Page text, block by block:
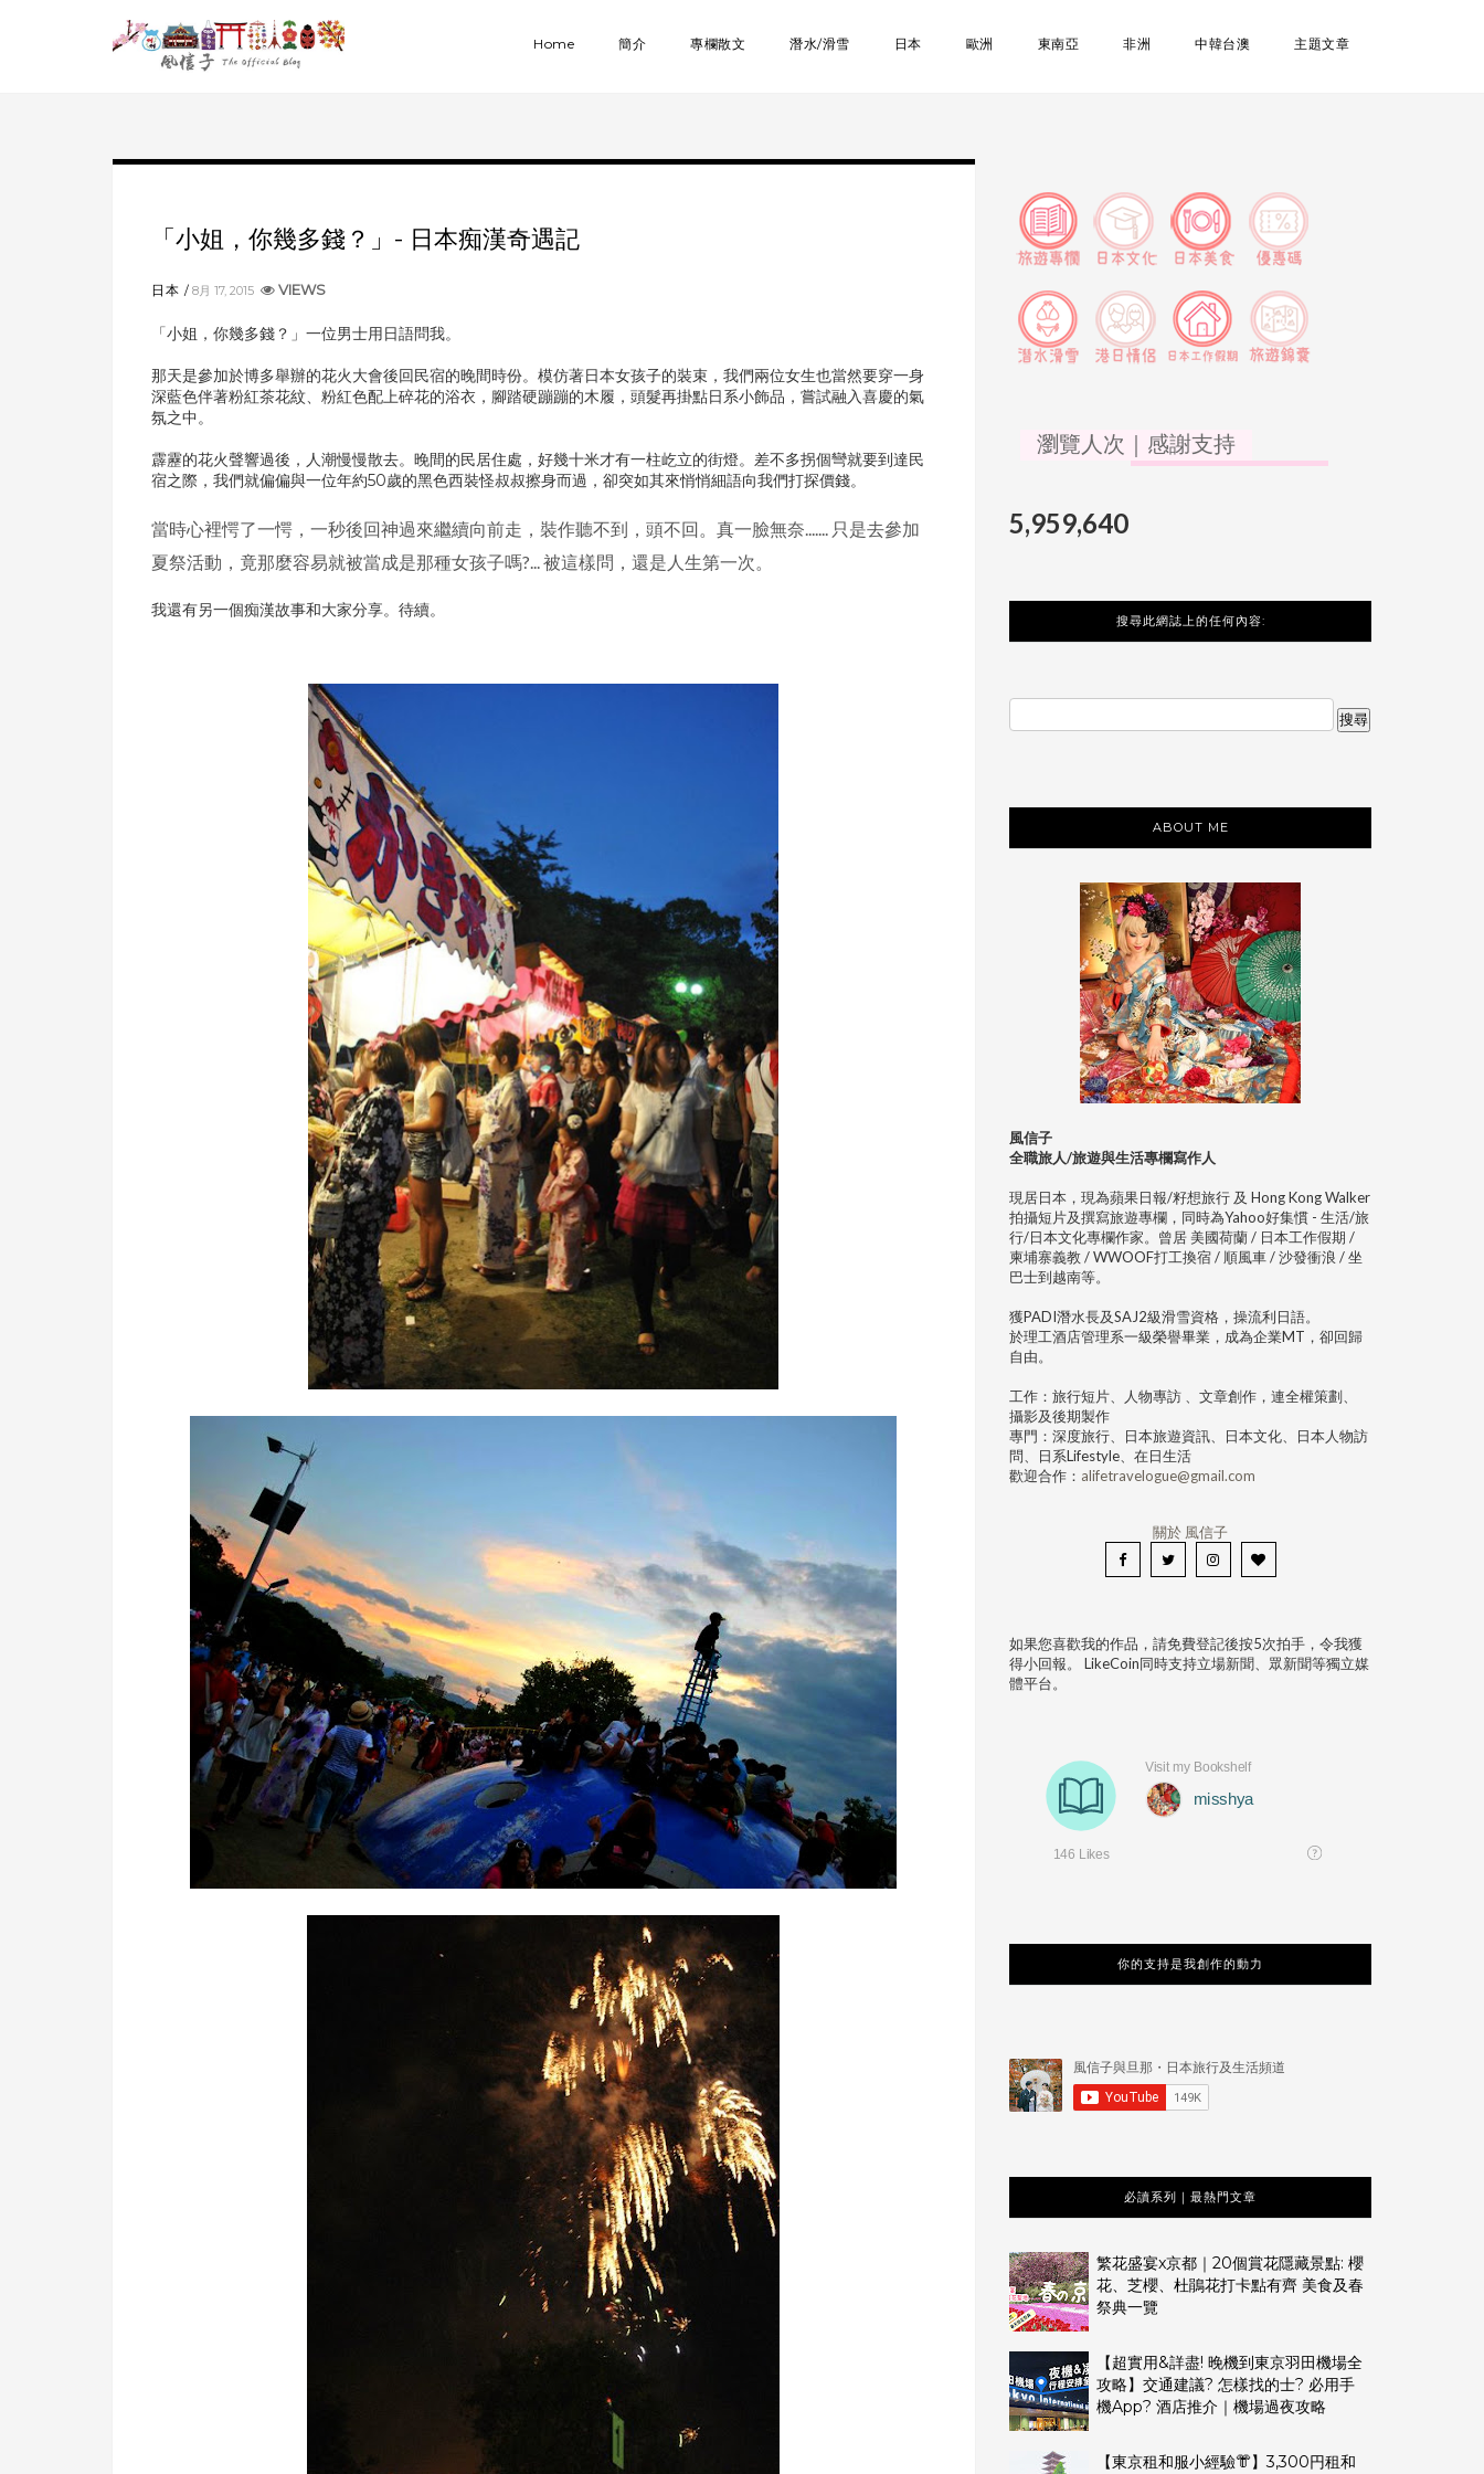
Home 簡介 專欄散文 潛水/滑雪 日本 歐洲 東南亞 非洲 中韓台澳 主題文章
「小姐，你幾多錢？」- 日本痴漢奇遇記
日本 8月 17, 2015 VIEWS
「小姐，你幾多錢？」一位男士用日語問我。
那天是參加於博多舉辦的花火大會後回民宿的晚間時份。模仿著日本女孩子的裝束，我們兩位女生也當然要穿一身
深藍色伴著粉紅茶花紋、粉紅色配上碎花的浴衣，腳踏硬蹦蹦的木履，頭髮再掛點日系小飾品，嘗試融入喜慶的氣
氛之中。
霹靂的花火聲響過後，人潮慢慢散去。晚間的民居住處，好幾十米才有一柱屹立的街燈。差不多拐個彎就要到達民
宿之際，我們就偏偏與一位年約50歲的黑色西裝怪叔叔擦身而過，卻突如其來悄悄細語向我們打探價錢。
當時心裡愕了一愕，一秒後回神過來繼續向前走，裝作聽不到，頭不回。真一臉無奈....... 只是去參加
夏祭活動，竟那麼容易就被當成是那種女孩子嗎?... 被這樣問，還是人生第一次。
我還有另一個痴漢故事和大家分享。待續。
瀏覽人次｜感謝支持
5,959,640
搜尋此網誌上的任何內容:
ABOUT ME
風信子
全職旅人/旅遊與生活專欄寫作人
現居日本，現為蘋果日報/籽想旅行 及 Hong Kong Walker
拍攝短片及撰寫旅遊專欄，同時為Yahoo好集慣 - 生活/旅
行/日本文化專欄作家。曾居 美國荷蘭 / 日本工作假期 /
柬埔寨義教 / WWOOF打工換宿 / 順風車 / 沙發衝浪 / 坐
巴士到越南等。
獲PADI潛水長及SAJ2級滑雪資格，操流利日語。
於理工酒店管理系一級榮譽畢業，成為企業MT，卻回歸
自由。
工作：旅行短片、人物專訪 、文章創作，連全權策劃、
攝影及後期製作
專門：深度旅行、日本旅遊資訊、日本文化、日本人物訪
問、日系Lifestyle、在日生活
歡迎合作： alifetravelogue@gmail.com
關於 風信子
如果您喜歡我的作品，請免費登記後按5次拍手，令我獲
得小回報。 LikeCoin同時支持立場新聞、眾新聞等獨立媒
體平台。
你的支持是我創作的動力
必讀系列｜最熱門文章
繁花盛宴x京都｜20個賞花隱藏景點: 櫻
花、芝櫻、杜鵑花打卡點有齊 美食及春
祭典一覽
【超實用&詳盡! 晚機到東京羽田機場全
攻略】交通建議? 怎樣找的士? 必用手
機App? 酒店推介｜機場過夜攻略
【東京租和服小經驗👘】3,300円租和